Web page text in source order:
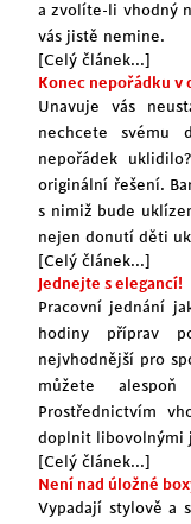
a zvolíte-li vhodný
vás jistě nemine.
[Celý článek...]
Konec nepořádku v
Unavuje vás
nechcete svému
nepořádek
originální řešení.
s nimiž bude
nejen donutí děti
[Celý článek...]
Jednejte s elegancí!
Pracovní jednání
hodiny příprav
nejvhodnější pro
můžete
Prostřednictvím
doplnit libovolnými
[Celý článek...]
Není nad úložné
Vypadají stylově a